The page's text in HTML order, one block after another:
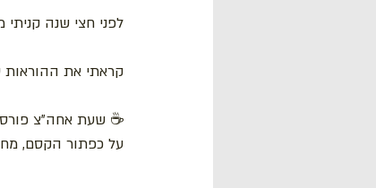
לפני חצי שנה
קראתי את ההוראות
☕ שעת אחה"צ
על כפתור הקסם,